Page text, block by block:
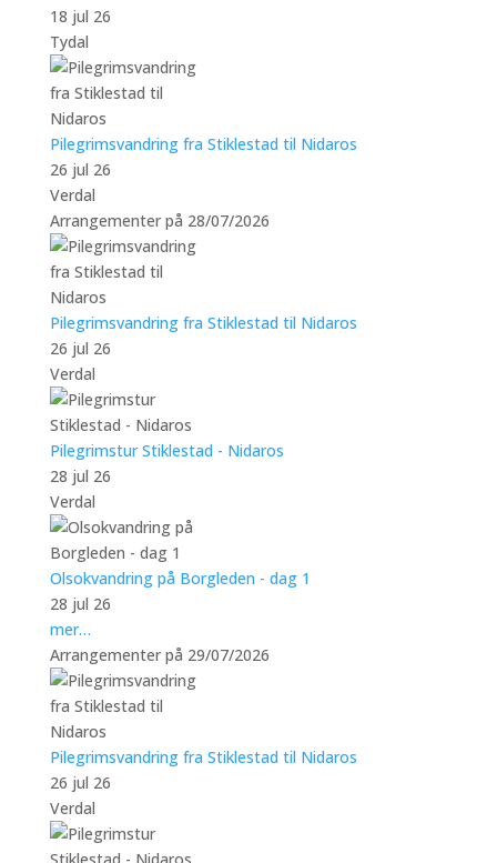
18 jul 26
Tydal
Pilegrimsvandring fra Stiklestad til Nidaros
26 jul 26
Verdal
Arrangementer på 28/07/2026
Pilegrimsvandring fra Stiklestad til Nidaros
26 jul 26
Verdal
Pilegrimstur Stiklestad - Nidaros
28 jul 26
Verdal
Olsokvandring på Borgleden - dag 1
28 jul 26
mer…
Arrangementer på 29/07/2026
Pilegrimsvandring fra Stiklestad til Nidaros
26 jul 26
Verdal